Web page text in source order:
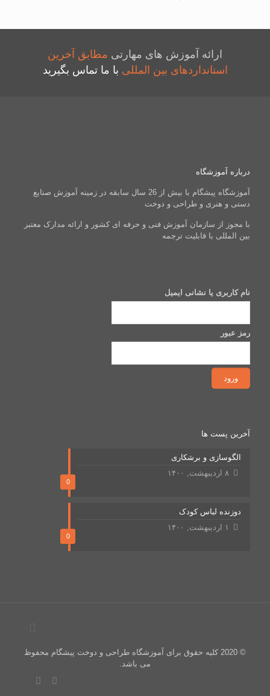
ارائه آموزش های مهارتی مطابق آخرین
استانداردهای بین المللی با ما تماس بگیرید
درباره آموزشگاه
آموزشگاه پیشگام با بیش از 26 سال سابقه در زمینه آموزش صنایع
دستی و هنری و طراحی و دوخت
با مجوز از سازمان آموزش فنی و حرفه ای کشور و ارائه مدارک معتبر
بین المللی با قابلیت ترجمه
نام کاربری یا نشانی ایمیل
رمز عبور
آخرین پست ها
0
الگوسازی و برشکاری
۸ اردیبهشت, ۱۴۰۰
0
دوزنده لباس کودک
۱ اردیبهشت, ۱۴۰۰
© 2020 کلیه حقوق برای آموزشگاه طراحی و دوخت پیشگام محفوظ
می باشد.